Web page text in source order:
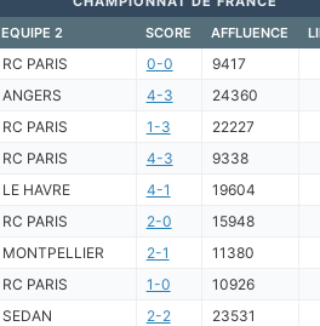
EQUIPE 2 SCORE AFFLUENCE
RC PARIS 0-0 9417
ANGERS 4-3 24360
RC PARIS 1-3 22227
RC PARIS 4-3 9338
LE HAVRE 4-1 19604
RC PARIS 2-0 15948
MONTPELLIER 2-1 11380
RC PARIS 1-0 10926
SEDAN 2-2 23531